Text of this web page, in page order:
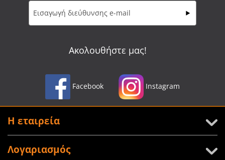
Ακολουθήστε μας!
Facebook Instagram
Η εταιρεία
Λογαριασμός